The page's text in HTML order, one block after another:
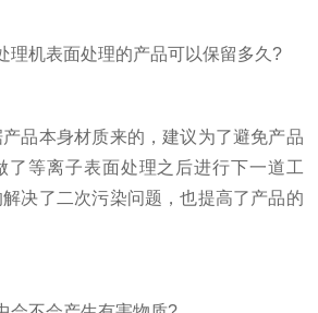
机表面处理的产品可以保留多久?
本身材质来的，建议为了避免产品
了等离子表面处理之后进行下一道工
决了二次污染问题，也提高了产品的